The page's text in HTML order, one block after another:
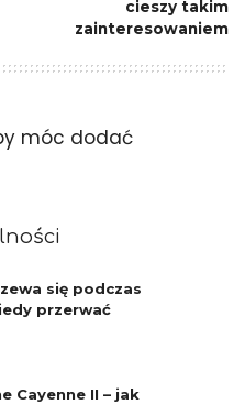
cieszy takim
zainteresowaniem
móc dodać
się podczas
przerwać
Cayenne II – jak